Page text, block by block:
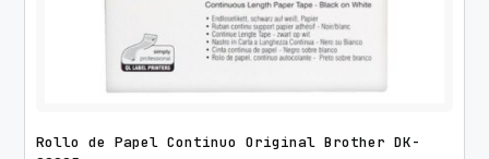
Rollo de Papel Continuo Original Brother DK-